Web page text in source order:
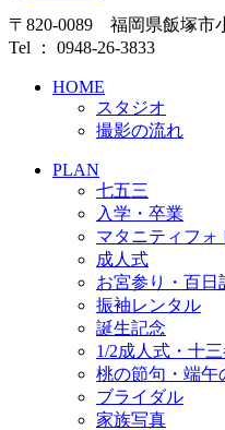
〒820-0089 福岡県飯塚市
Tel ： 0948-26-3833
HOME
スタジオ
撮影の流れ
PLAN
七五三
入学・卒業
マタニティフォ
成人式
お宮参り・百日
振袖レンタル
誕生記念
1/2成人式・十三
桃の節句・端午
ブライダル
家族写真